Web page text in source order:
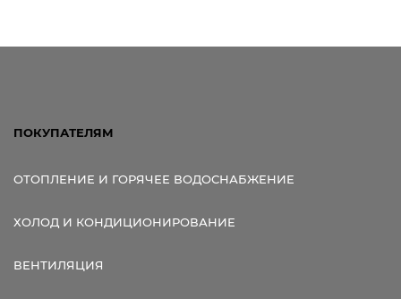
ПОКУПАТЕЛЯМ
ОТОПЛЕНИЕ И ГОРЯЧЕЕ ВОДОСНАБЖЕНИЕ
ХОЛОД И КОНДИЦИОНИРОВАНИЕ
ВЕНТИЛЯЦИЯ